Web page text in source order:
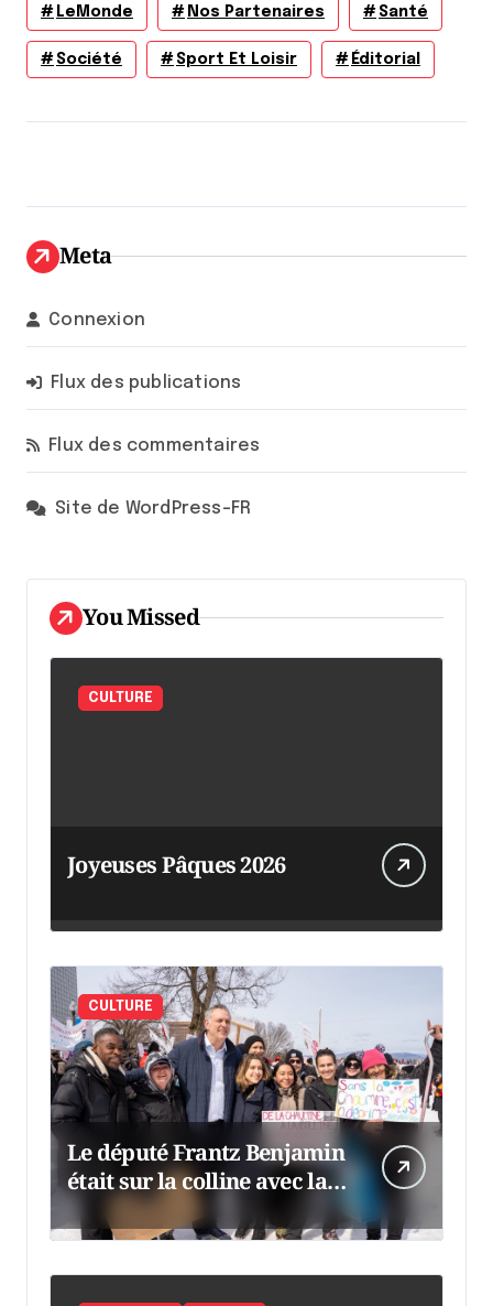
LeMonde Nos Partenaires Santé
Société Sport Et Loisir Éditorial
Meta
Connexion
Flux des publications
Flux des commentaires
Site de WordPress-FR
You Missed
CULTURE
Joyeuses Pâques 2026
CULTURE
Le député Frantz Benjamin
était sur la colline avec la
chaumine